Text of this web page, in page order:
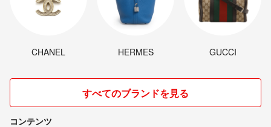
CHANEL HERMES GUCCI
すべてのブランドを見る
コンテンツ